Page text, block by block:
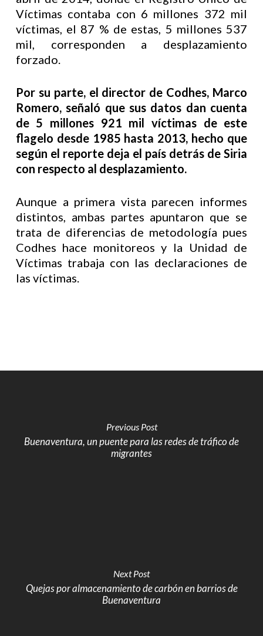
Víctimas contaba con 6 millones 372 mil
víctimas, el 87 % de estas, 5 millones 537
mil, corresponden a desplazamiento
forzado.
Por su parte, el director de Codhes, Marco
Romero, señaló que sus datos dan cuenta
de 5 millones 921 mil víctimas de este
flagelo desde 1985 hasta 2013, hecho que
según el reporte deja el país detrás de Siria
con respecto al desplazamiento.
Aunque a primera vista parecen informes
distintos, ambas partes apuntaron que se
trata de diferencias de metodología pues
Codhes hace monitoreos y la Unidad de
Víctimas trabaja con las declaraciones de
las víctimas.
Previous Post
Buenaventura, un puente para las redes de tráfico de
migrantes
Next Post
Quejas por almacenamiento de carbón en barrios de
Buenaventura